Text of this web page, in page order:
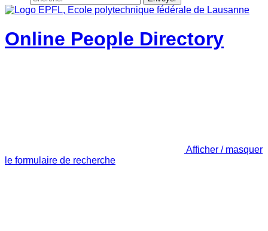
Online People Directory
Afficher / masquer
le formulaire de recherche